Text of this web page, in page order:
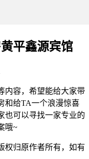
平鑫源宾馆
内容，希望能给大家带
和给TA一个浪漫惊喜
也可以寻找一家专业的
哦~
权归原作者所有，如有